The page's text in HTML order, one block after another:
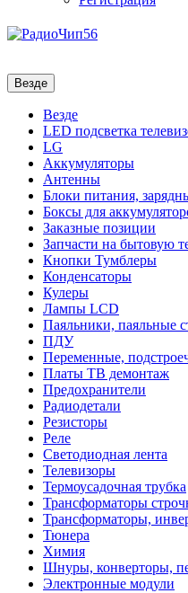
Везде
Везде
LED подсветка
LG
Аккумуляторы
Антенны
Блоки питания,
Боксы для
Заказные позиции
Запчасти на бытовую
Кнопки Тумблеры
Конденсаторы
Кулеры
Лампы LCD
Паяльники, паяльные
ПДУ
Переменные,
Платы ТВ демонтаж
Предохранители
Радиодетали
Резисторы
Реле
Светодиодная лента
Телевизоры
Термоусадочная трубка
Трансформаторы
Трансформаторы,
Тюнера
Химия
Шнуры, конверторы,
Электронные модули